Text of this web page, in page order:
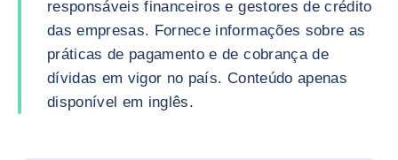
responsáveis financeiros e gestores de crédito
das empresas. Fornece informações sobre as
práticas de pagamento e de cobrança de
dívidas em vigor no país. Conteúdo apenas
disponível em inglês.